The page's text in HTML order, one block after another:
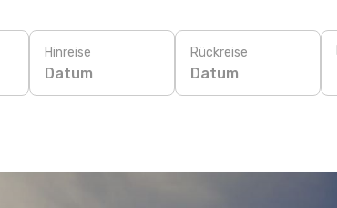
Hinreise
Datum
Rückreise
Datum